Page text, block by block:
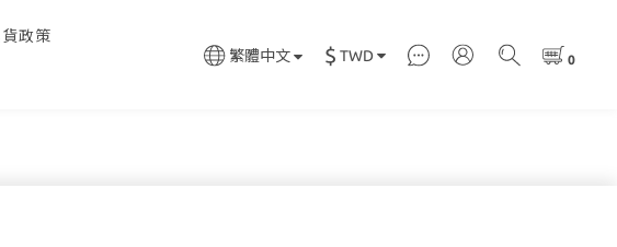
政策
繁體中文 $ TWD